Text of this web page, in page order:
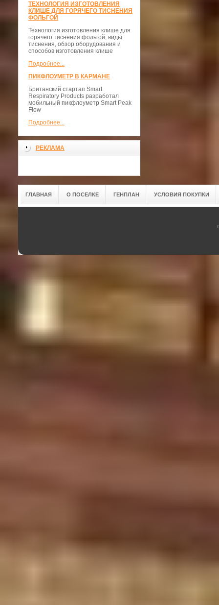
ТЕХНОЛОГИЯ ИЗГОТОВЛЕНИЯ
КЛИШЕ ДЛЯ ГОРЯЧЕГО ТИСНЕНИЯ
ФОЛЬГОЙ
Технология изготовления клише для
горячего тиснения фольгой, виды
тиснения, обзор оборудования и
способов изготовления клише
Подробнее...
ПИКФЛОУМЕТР В КАРМАНЕ
Британский стартап Smart
Respiratory Products разработал
мобильный пикфлоуметр Smart Peak
Flow
Подробнее...
РЕКЛАМА
ГЛАВНАЯ О ПОСЕЛКЕ ГЕНПЛАН УСЛОВИЯ ПОКУПКИ